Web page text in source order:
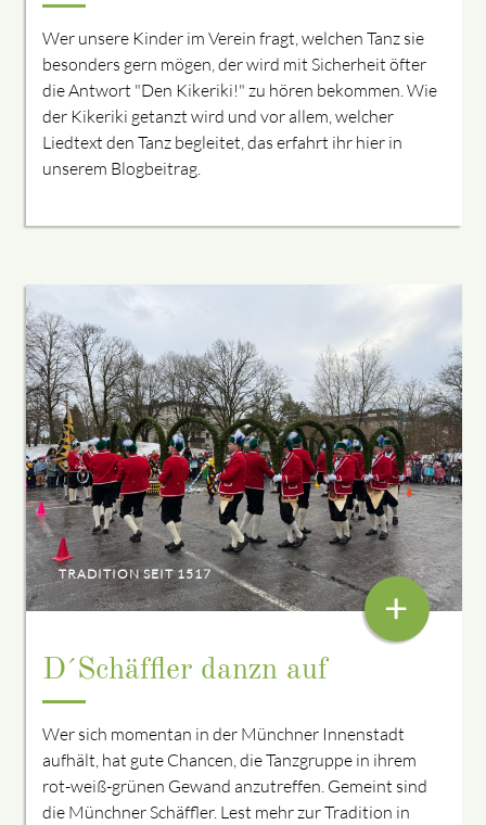
Wer unsere Kinder im Verein fragt, welchen Tanz sie
besonders gern mögen, der wird mit Sicherheit öfter
die Antwort "Den Kikeriki!" zu hören bekommen. Wie
der Kikeriki getanzt wird und vor allem, welcher
Liedtext den Tanz begleitet, das erfahrt ihr hier in
unserem Blogbeitrag.
TRADITION SEIT 1517
D´Schäffler danzn auf
Wer sich momentan in der Münchner Innenstadt
aufhält, hat gute Chancen, die Tanzgruppe in ihrem
rot-weiß-grünen Gewand anzutreffen. Gemeint sind
die Münchner Schäffler. Lest mehr zur Tradition in
+